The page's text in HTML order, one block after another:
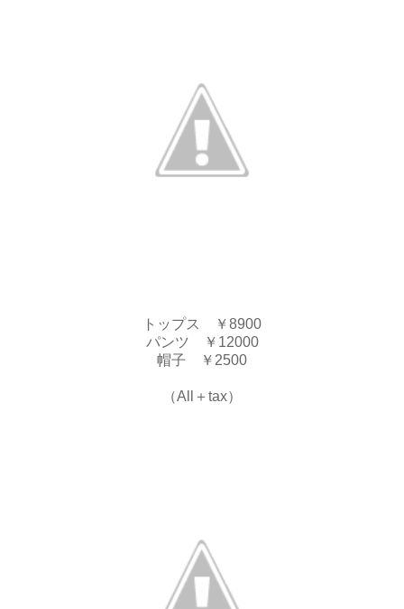
トップス ￥8900
パンツ ￥12000
帽子 ￥2500
（All＋tax）